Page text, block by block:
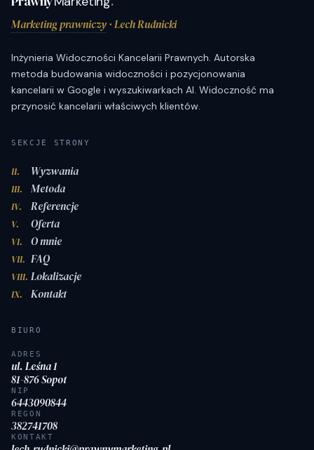
Marketing prawniczy· Lech Rudnicki
Inżynieria Widoczności Kancelarii Prawnych. Autorska
metoda budowania widoczności i pozycjonowania
kancelarii w Google i wyszukiwarkach AI. Widoczność ma
przynosić kancelarii właściwych klientów.
SEKCJE STRONY
II. Wyzwania
III. Metoda
IV. Referencje
V. Oferta
VI. O mnie
VII. FAQ
VIII. Lokalizacje
IX. Kontakt
BIURO
ADRES
ul. Leśna 1
81-876 Sopot
NIP
6443090844
REGON
382741708
KONTAKT